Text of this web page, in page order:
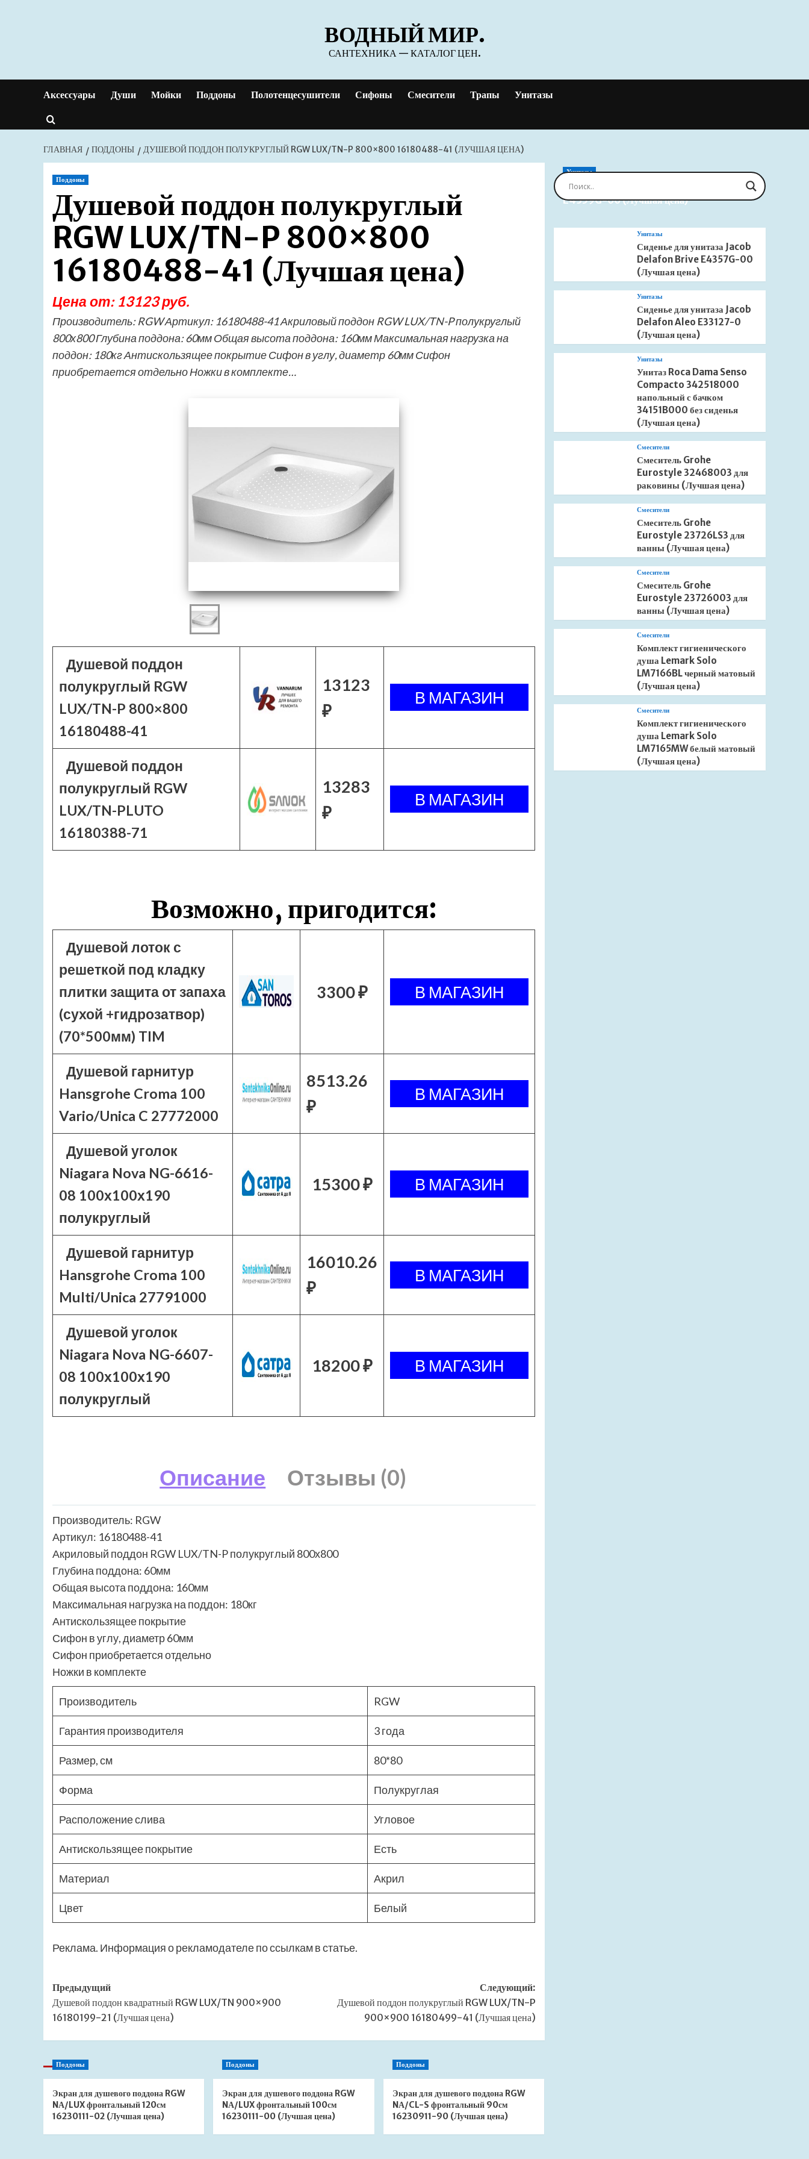
ВОДНЫЙ МИР.
САНТЕХНИКА — КАТАЛОГ ЦЕН.
Аксессуары Души Мойки Поддоны Полотенцесушители Сифоны Смесители Трапы Унитазы
ГЛАВНАЯ ПОДДОНЫ ДУШЕВОЙ ПОДДОН ПОЛУКРУГЛЫЙ RGW LUX/TN-P 800×800 16180488-41 (ЛУЧШАЯ ЦЕНА)
Поддоны
Душевой поддон полукруглый
RGW LUX/TN-P 800×800
16180488-41 (Лучшая цена)
Цена от: 13123 руб.
Производитель: RGW Артикул: 16180488-41 Акриловый поддон RGW LUX/TN-P полукруглый
800х800 Глубина поддона: 60мм Общая высота поддона: 160мм Максимальная нагрузка на
поддон: 180кг Антискользящее покрытие Сифон в углу, диаметр 60мм Сифон
приобретается отдельно Ножки в комплекте…
Душевой поддон
полукруглый RGW
LUX/TN-P 800×800
16180488-41
13123
₽
Душевой поддон
полукруглый RGW
LUX/TN-PLUTO
16180388-71
13283
₽
Возможно, пригодится:
Душевой лоток с
решеткой под кладку
плитки защита от запаха
(сухой +гидрозатвор)
(70*500мм) TIM
3300 ₽
Душевой гарнитур
Hansgrohe Croma 100
Vario/Unica C 27772000
8513.26
₽
Душевой уголок
Niagara Nova NG-6616-
08 100х100х190
полукруглый
15300 ₽
Душевой гарнитур
Hansgrohe Croma 100
Multi/Unica 27791000
16010.26
₽
Душевой уголок
Niagara Nova NG-6607-
08 100х100х190
полукруглый
18200 ₽
Описание Отзывы (0)
Производитель: RGW
Артикул: 16180488-41
Акриловый поддон RGW LUX/TN-P полукруглый 800х800
Глубина поддона: 60мм
Общая высота поддона: 160мм
Максимальная нагрузка на поддон: 180кг
Антискользящее покрытие
Сифон в углу, диаметр 60мм
Сифон приобретается отдельно
Ножки в комплекте
Производитель RGW
Гарантия производителя 3 года
Размер, см 80*80
Форма Полукруглая
Расположение слива Угловое
Антискользящее покрытие Есть
Материал Акрил
Цвет Белый
Реклама. Информация о рекламодателе по ссылкам в статье.
Навигация
записи
Предыдущий
Душевой поддон квадратный RGW LUX/TN 900×900
16180199-21 (Лучшая цена)
Следующий:
Душевой поддон полукруглый RGW LUX/TN-P
900×900 16180499-41 (Лучшая цена)
Поддоны
Экран для душевого поддона RGW
NА/LUX фронтальный 120см
16230111-02 (Лучшая цена)
Поддоны
Экран для душевого поддона RGW
NА/LUX фронтальный 100см
16230111-00 (Лучшая цена)
Поддоны
Экран для душевого поддона RGW
NА/CL-S фронтальный 90см
16230911-90 (Лучшая цена)
Унитазы
Сиденье для унитаза Jacob Delafon Brive
E4359G-00 (Лучшая цена)
Унитазы
Сиденье для унитаза Jacob
Delafon Brive E4357G-00
(Лучшая цена)
Унитазы
Сиденье для унитаза Jacob
Delafon Aleo E33127-0
(Лучшая цена)
Унитазы
Унитаз Roca Dama Senso
Compacto 342518000
напольный с бачком
34151B000 без сиденья
(Лучшая цена)
Смесители
Смеситель Grohe
Eurostyle 32468003 для
раковины (Лучшая цена)
Смесители
Смеситель Grohe
Eurostyle 23726LS3 для
ванны (Лучшая цена)
Смесители
Смеситель Grohe
Eurostyle 23726003 для
ванны (Лучшая цена)
Смесители
Комплект гигиенического
душа Lemark Solo
LM7166BL черный матовый
(Лучшая цена)
Смесители
Комплект гигиенического
душа Lemark Solo
LM7165MW белый матовый
(Лучшая цена)